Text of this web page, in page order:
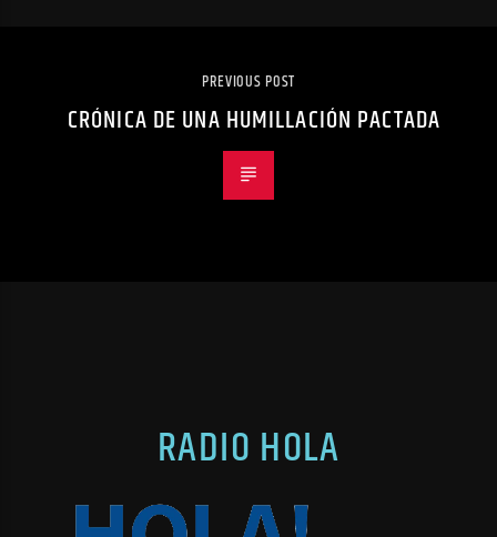
PREVIOUS POST
CRÓNICA DE UNA HUMILLACIÓN PACTADA
RADIO HOLA